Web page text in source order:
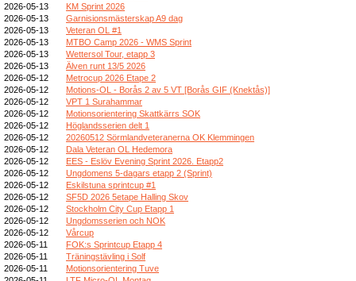
2026-05-13
KM Sprint 2026
2026-05-13
Garnisionsmästerskap A9 dag
2026-05-13
Veteran OL #1
2026-05-13
MTBO Camp 2026 - WMS Sprint
2026-05-13
Wettersol Tour, etapp 3
2026-05-13
Älven runt 13/5 2026
2026-05-12
Metrocup 2026 Etape 2
2026-05-12
Motions-OL - Borås 2 av 5 VT [Borås GIF (Knektås)]
2026-05-12
VPT 1 Surahammar
2026-05-12
Motionsorientering Skattkärrs SOK
2026-05-12
Höglandsserien delt 1
2026-05-12
20260512 Sörmlandveteranerna OK Klemmingen
2026-05-12
Dala Veteran OL Hedemora
2026-05-12
EES - Eslöv Evening Sprint 2026. Etapp2
2026-05-12
Ungdomens 5-dagars etapp 2 (Sprint)
2026-05-12
Eskilstuna sprintcup #1
2026-05-12
SF5D 2026 5etape Halling Skov
2026-05-12
Stockholm City Cup Etapp 1
2026-05-12
Ungdomsserien och NOK
2026-05-12
Vårcup
2026-05-11
FOK:s Sprintcup Etapp 4
2026-05-11
Träningstävling i Solf
2026-05-11
Motionsorientering Tuve